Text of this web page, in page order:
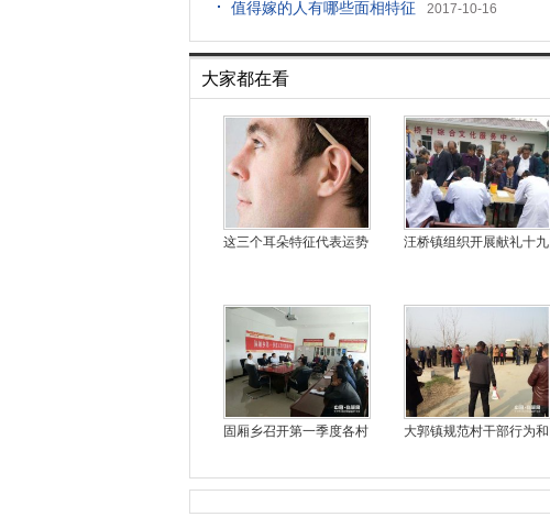
值得嫁的人有哪些面相特征 2017-10-16
大家都在看
这三个耳朵特征代表运势 汪桥镇组织开展献礼十九
固厢乡召开第一季度各村 大郭镇规范村干部行为和